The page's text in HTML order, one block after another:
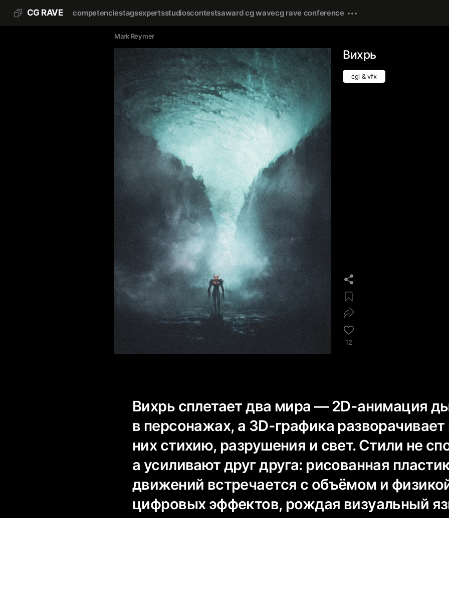
CG RAVE competenciestagsexpertsstudioscontestsaward cg wavecg rave conference
Mark Reymer
Вихрь
cgi & vfx
12
Вихрь сплетает два мира — 2D-анимация
в персонажах, а 3D-графика разворачивает
них стихию, разрушения и свет. Стили не
а усиливают друг друга: рисованная
движений встречается с объёмом и
цифровых эффектов, рождая визуальный
который не принадлежит ни одной из